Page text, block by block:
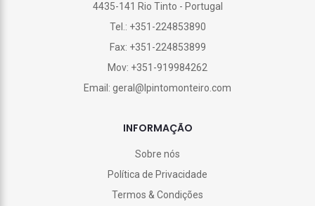
4435-141 Rio Tinto - Portugal
Tel.: +351-224853890
Fax: +351-224853899
Mov: +351-919984262
Email: geral@lpintomonteiro.com
INFORMAÇÃO
Sobre nós
Política de Privacidade
Termos & Condições